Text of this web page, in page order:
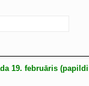
19. februāris